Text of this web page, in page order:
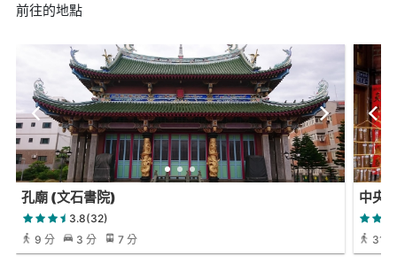
前往的地點
孔廟 (文石書院)
3.8(32)
9 分
3 分 7 分
中央
31 分